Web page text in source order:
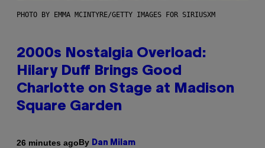
PHOTO BY EMMA MCINTYRE/GETTY IMAGES FOR SIRIUSXM
2000s Nostalgia Overload:
Hilary Duff Brings Good
Charlotte on Stage at Madison
Square Garden
26 minutes agoBy Dan Milam